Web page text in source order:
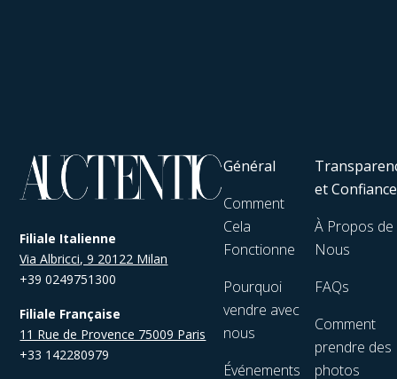
Filiale Italienne
Via Albricci, 9 20122 Milan
+39 0249751300
Filiale Française
11 Rue de Provence 75009 Paris
+33 142280979
Général
Comment
Cela
Fonctionne
Pourquoi
vendre avec
nous
Événements
et Confiance
À Propos de
Nous
FAQs
Comment
prendre des
photos